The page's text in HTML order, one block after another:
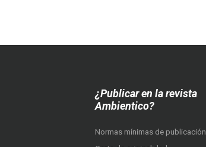
¿Publicar en la revista
Ambientico?
Normas mínimas de publicación